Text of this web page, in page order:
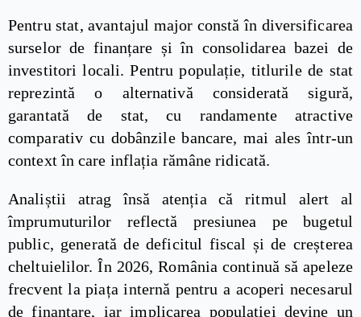
Pentru stat, avantajul major constă în diversificarea
surselor de finanțare și în consolidarea bazei de
investitori locali. Pentru populație, titlurile de stat
reprezintă o alternativă considerată sigură,
garantată de stat, cu randamente atractive
comparativ cu dobânzile bancare, mai ales într-un
context în care inflația rămâne ridicată.
Analiștii atrag însă atenția că ritmul alert al
împrumuturilor reflectă presiunea pe bugetul
public, generată de deficitul fiscal și de creșterea
cheltuielilor. În 2026, România continuă să apeleze
frecvent la piața internă pentru a acoperi necesarul
de finanțare, iar implicarea populației devine un